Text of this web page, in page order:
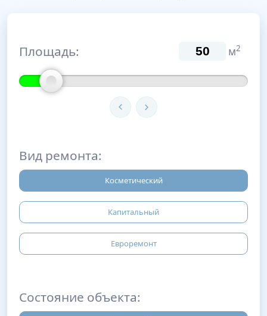
Площадь: м2
Вид ремонта:
Косметический
Капитальный
Евроремонт
Состояние объекта: